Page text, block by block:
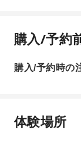
購入/予約
購入/予約時の
体験場所